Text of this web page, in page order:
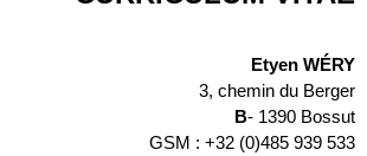
Etyen WÉRY
3, chemin du Berger
B- 1390 Bossut
GSM : +32 (0)485 939 533